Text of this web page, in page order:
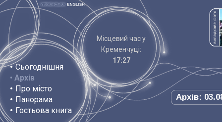
• Сьогоднішня
• Архів
• Про місто
• Панорама
• Гостьова книга
Місцевий час у
Кременчуці:
17:27
Архів: